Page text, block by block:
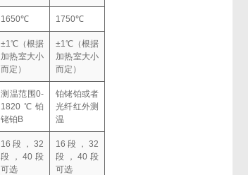
1650℃ 1750℃
±1℃（根据
加热室大小
而定）
±1℃（根据
加热室大小
而定）
测温范围0-
1820℃铂
铑铂B
铂铑铂或者
光纤红外测
温
16段，32
段，40段
可选
16段，32
段，40段
可选